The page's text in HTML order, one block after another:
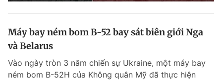
Máy bay ném bom B-52 bay sát biên giới Nga
và Belarus
Vào ngày tròn 3 năm chiến sự Ukraine, một máy bay
ném bom B-52H của Không quân Mỹ đã thực hiện